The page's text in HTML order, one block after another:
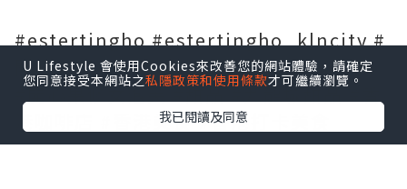
#estertingho #estertingho_klncity #
開心果修女泡芙 #九龍城咖啡店 #hkcafe
#開心果修女泡芙 #甜品 #九龍城甜品 #香
港咖啡店 #香港美食 #香港打卡美食
#yoibakery
U Lifestyle 會使用Cookies來改善您的網站體驗，請確定
您同意接受本網站之私隱政策和使用條款才可繼續瀏覽。
我已閱讀及同意